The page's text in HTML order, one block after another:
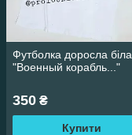
Футболка доросла біла
"Военный корабль..."
350 ₴
Купити